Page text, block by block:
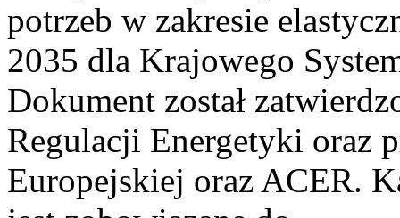
potrzeb w zakresie
2035 dla Krajowego
Dokument został
Regulacji Energetyki oraz
Europejskiej oraz ACER.